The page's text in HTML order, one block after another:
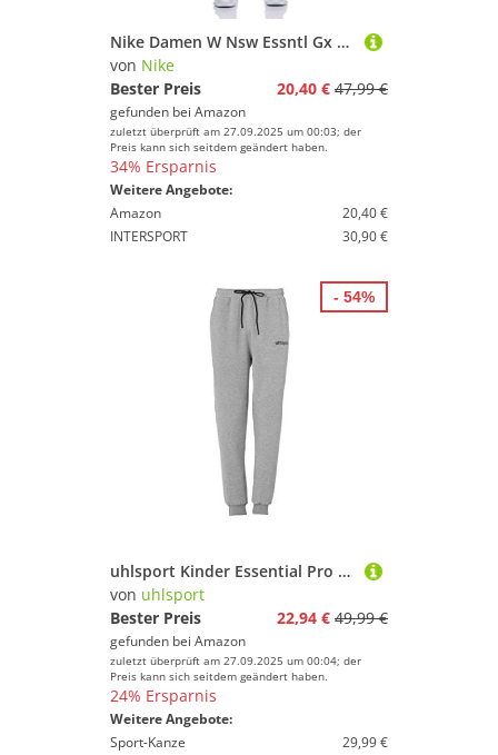
Nike Damen W Nsw Essntl Gx Hr Lggng Jdi Leggings, Black/White, XS EU
von Nike
Bester Preis
20,40 € 47,99 €
gefunden bei Amazon
zuletzt überprüft am 27.09.2025 um 00:03; der
Preis kann sich seitdem geändert haben.
34% Ersparnis
Weitere Angebote:
Amazon
20,40 €
INTERSPORT
30,90 €
uhlsport Kinder Essential Pro Hose, Dark grau Melange, 152
von uhlsport
Bester Preis
22,94 € 49,99 €
gefunden bei Amazon
zuletzt überprüft am 27.09.2025 um 00:04; der
Preis kann sich seitdem geändert haben.
24% Ersparnis
Weitere Angebote:
Sport-Kanze
29,99 €
- 54%